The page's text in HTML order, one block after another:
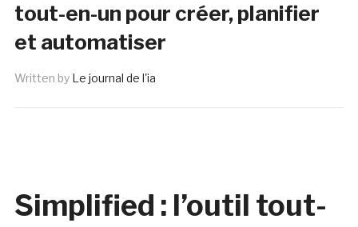
tout-en-un pour créer, planifier
et automatiser
Written by Le journal de l'ia
Simplified : l’outil tout-